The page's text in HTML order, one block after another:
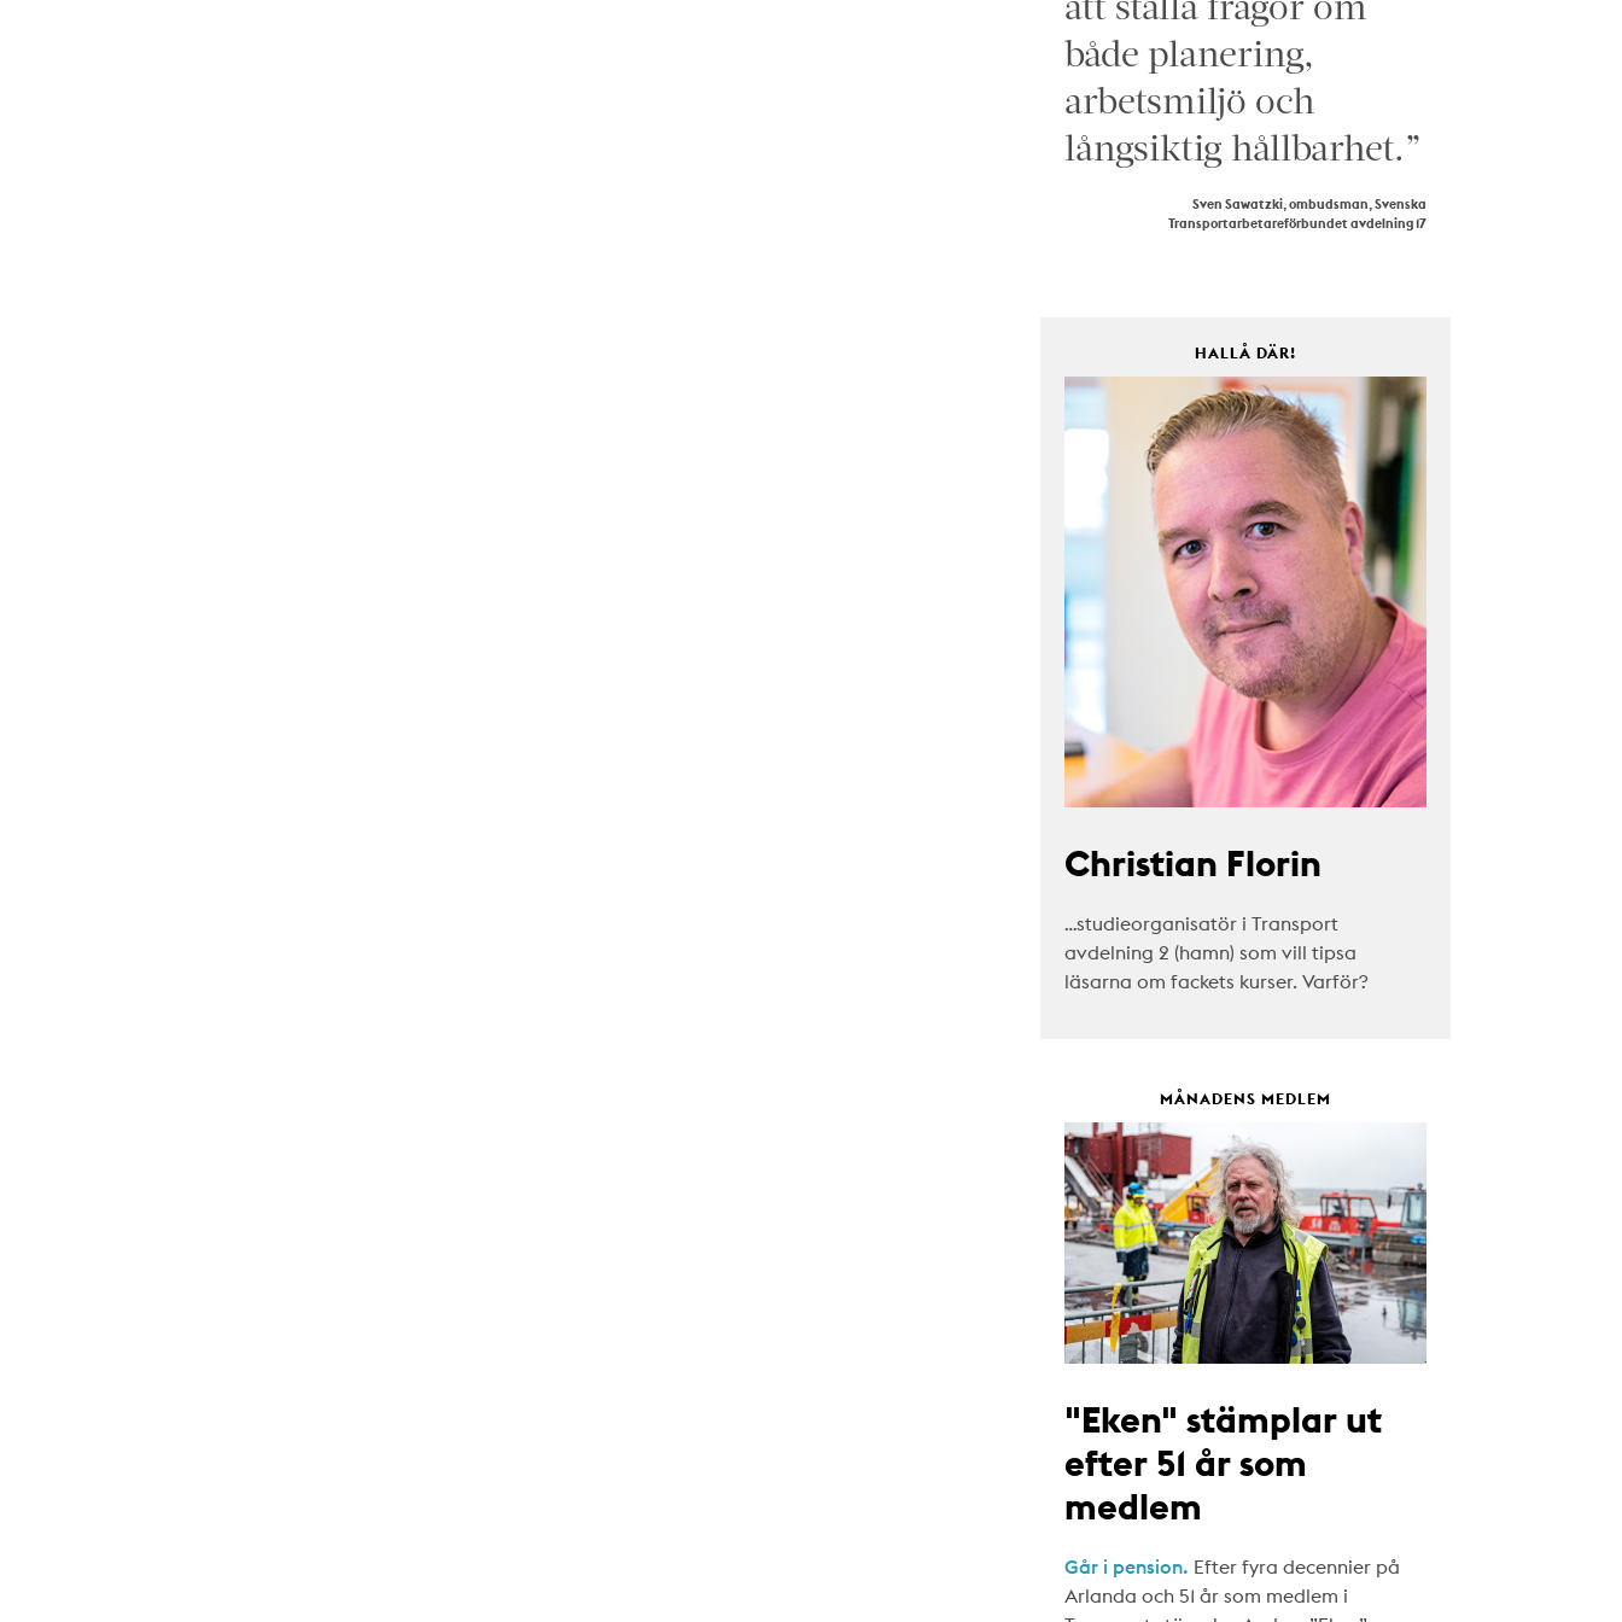
både planering,
arbetsmiljö och
långsiktig hållbarhet.”
Sven Sawatzki, ombudsman, Svenska
Transportarbetareförbundet avdelning 17
HALLÅ DÄR!
Christian Florin
…studieorganisatör i Transport
avdelning 2 (hamn) som vill tipsa
läsarna om fackets kurser. Varför?
MÅNADENS MEDLEM
"Eken" stämplar ut
efter 51 år som
medlem
Går i pension. Efter fyra decennier på
Arlanda och 51 år som medlem i